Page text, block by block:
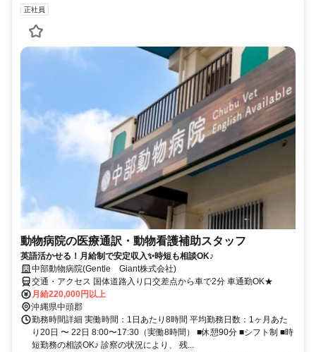
正社員
動物病院の医療通訳・動物看護補助スタッフ
英語活かせる！月給制で安定収入✨時短も相談OK♪
中部動物病院(Gentle Giant株式会社)
交通・アクセス 国体道路入り口交差点から車で2分 車通勤OK★
月給220,000円以上
沖縄県中頭郡
勤務時間詳細 実働時間：1日あたり8時間 平均勤務日数：1ヶ月あた
り20日 〜 22日 8:00〜17:30（実働8時間） ■休憩90分 ■シフト制 ■時
短勤務の相談OK♪ 診察の状況により、 残...